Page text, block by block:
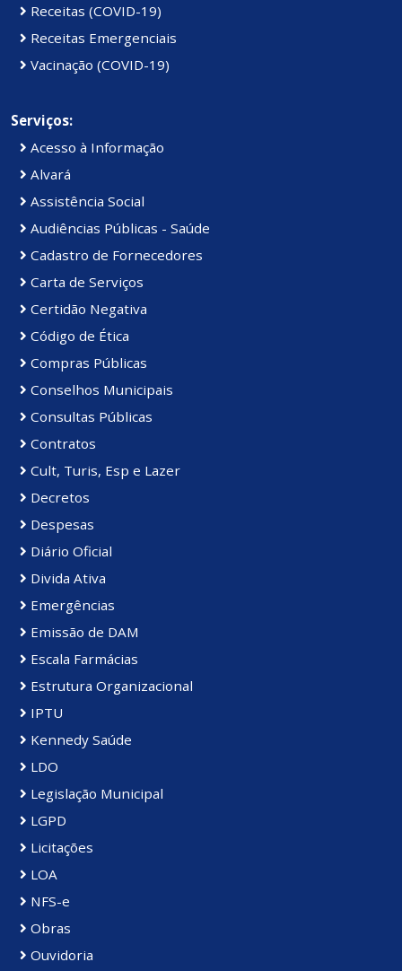
Receitas (COVID-19)
Receitas Emergenciais
Vacinação (COVID-19)
Serviços:
Acesso à Informação
Alvará
Assistência Social
Audiências Públicas - Saúde
Cadastro de Fornecedores
Carta de Serviços
Certidão Negativa
Código de Ética
Compras Públicas
Conselhos Municipais
Consultas Públicas
Contratos
Cult, Turis, Esp e Lazer
Decretos
Despesas
Diário Oficial
Divida Ativa
Emergências
Emissão de DAM
Escala Farmácias
Estrutura Organizacional
IPTU
Kennedy Saúde
LDO
Legislação Municipal
LGPD
Licitações
LOA
NFS-e
Obras
Ouvidoria